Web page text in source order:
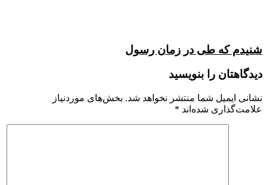
شنیدم که طی در زمان رسول
دیدگاهتان را بنویسید
نشانی ایمیل شما منتشر نخواهد شد. بخش‌های موردنیاز
علامت‌گذاری شده‌اند *